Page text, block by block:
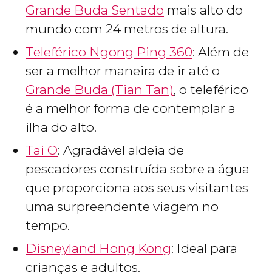
Grande Buda Sentado mais alto do
mundo com 24 metros de altura.
Teleférico Ngong Ping 360: Além de
ser a melhor maneira de ir até o
Grande Buda (Tian Tan), o teleférico
é a melhor forma de contemplar a
ilha do alto.
Tai O: Agradável aldeia de
pescadores construída sobre a água
que proporciona aos seus visitantes
uma surpreendente viagem no
tempo.
Disneyland Hong Kong: Ideal para
crianças e adultos.